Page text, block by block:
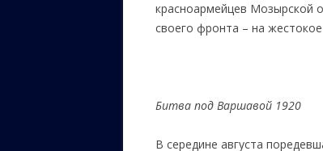
красноармейцев Мозырской
своего фронта – на
Битва под Варшавой 1920
В середине августа